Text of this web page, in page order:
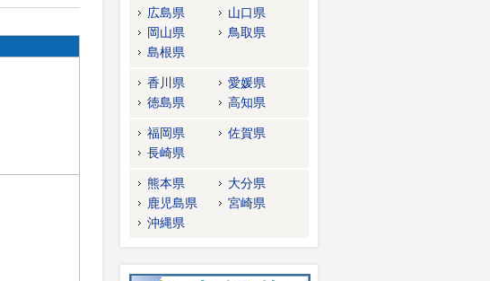
広島県
山口県
岡山県
鳥取県
島根県
香川県
愛媛県
徳島県
高知県
福岡県
佐賀県
長崎県
熊本県
大分県
鹿児島県
宮崎県
沖縄県